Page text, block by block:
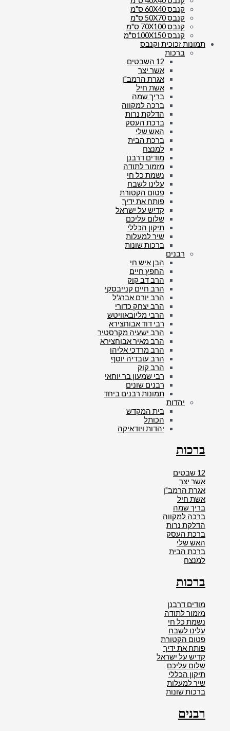
קנבס 60X40 ס"מ
קנבס 50X70 ס"מ
קנבס 70X100 ס"מ
קנבס 100X150ס"מ
תמונות זכוכית וקנבס
ברכות
12 השבטים
אשר יצר
אגרת הרמב"ן
אשת חיל
בריך שמה
ברכה למקווה
הדלקת נרות
ברכת העסק
האש שלי
ברכת הבית
למנצח
מודים דרבנן
מזמור לתודה
נשמת כל חי
עלינו לשבח
פטום הקטורת
פותח את ידיך
קדיש על ישראל
שלום עליכם
תיקון הכללי
שיר למעלות
ברכות שונות
רבנים
הבן איש חי
החפץ חיים
הרב דב קוק
הרב חיים קנייבסקי
הרב יורם אברג'ל
הרב יצחק כדורי
הרבי מליובאוויטש
רבי דוד אבוחצירא
הרב ישעיה מקרסטיר
הרב מאיר אבוחצירא
הרב מרדכי אליהו
הרב עובדיה יוסף
הרב קוק
רבי שמעון בר יוחאי
רבנים שונים
תמונות רבנים ביחד
יהדות
בית המקדש
הכותל
יהדות ויודאיקה
ברכות
12 שבטים
אשר יצר
אגרת הרמב"ן
אשת חיל
בריך שמה
ברכה למקווה
הדלקת נרות
ברכת העסק
האש שלי
ברכת הבית
למנצח
ברכות
מודים דרבנן
מזמור לתודה
נשמת כל חי
עלינו לשבח
פטום הקטורת
פותח את ידיך
קדיש על ישראל
שלום עליכם
תיקון הכללי
שיר למעלות
ברכות שונות
רבנים